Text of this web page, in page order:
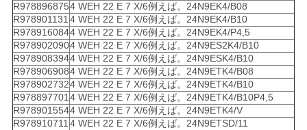
R9788968754 WEH 22 E 7 X/6例えば。24N9EK4/B08
R9789011314 WEH 22 E 7 X/6例えば。24N9EK4/B10
R9789160844 WEH 22 E 7 X/6例えば。24N9EK4/P4,5
R9789020904 WEH 22 E 7 X/6例えば。24N9ES2K4/B10
R9789083944 WEH 22 E 7 X/6例えば。24N9ESK4/B10
R9789069084 WEH 22 E 7 X/6例えば。24N9ETK4/B08
R9789027324 WEH 22 E 7 X/6例えば。24N9ETK4/B10
R9788977014 WEH 22 E 7 X/6例えば。24N9ETK4/B10P4,5
R9789015544 WEH 22 E 7 X/6例えば。24N9ETK4/V
R9789107114 WEH 22 E 7 X/6例えば。24N9ETSD/11